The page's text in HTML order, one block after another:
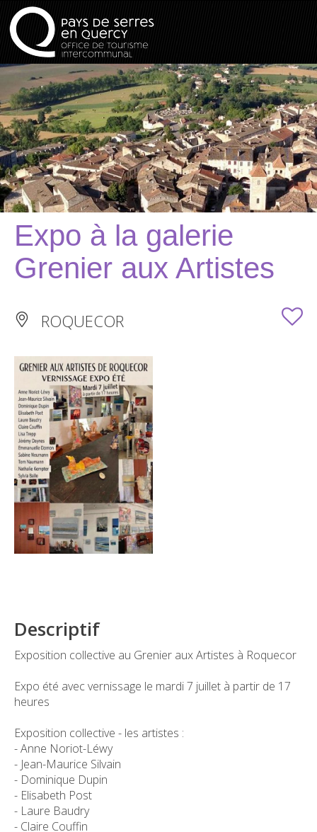
Expo à la galerie
Grenier aux Artistes
ROQUECOR
Descriptif
Exposition collective au Grenier aux Artistes à Roquecor
Expo été avec vernissage le mardi 7 juillet à partir de 17
heures
Exposition collective - les artistes :
- Anne Noriot-Léwy
- Jean-Maurice Silvain
- Dominique Dupin
- Elisabeth Post
- Laure Baudry
- Claire Couffin